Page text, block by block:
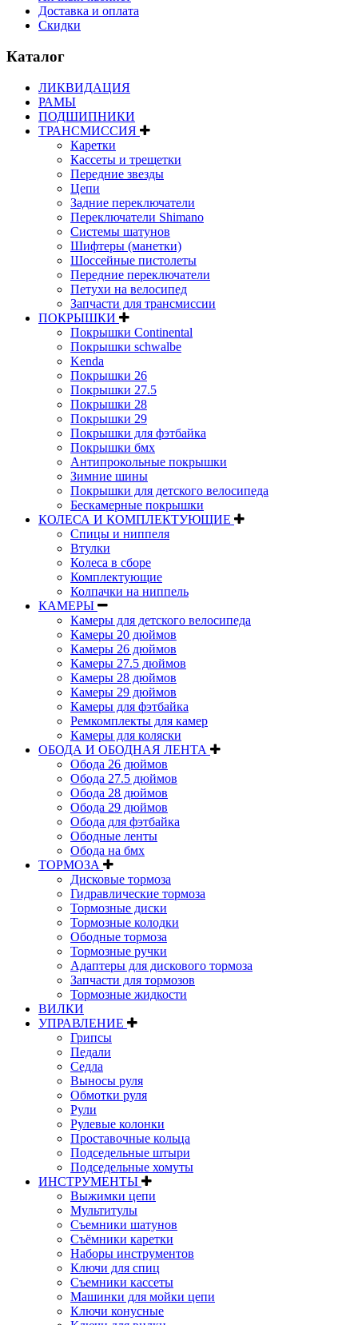
Доставка и оплата
Скидки
Каталог
ЛИКВИДАЦИЯ
РАМЫ
ПОДШИПНИКИ
ТРАНСМИССИЯ
Каретки
Кассеты и трещетки
Передние звезды
Цепи
Задние переключатели
Переключатели Shimano
Системы шатунов
Шифтеры (манетки)
Шоссейные пистолеты
Передние переключатели
Петухи на велосипед
Запчасти для трансмиссии
ПОКРЫШКИ
Покрышки Continental
Покрышки schwalbe
Kenda
Покрышки 26
Покрышки 27.5
Покрышки 28
Покрышки 29
Покрышки для фэтбайка
Покрышки бмх
Антипрокольные покрышки
Зимние шины
Покрышки для детского велосипеда
Бескамерные покрышки
КОЛЕСА И КОМПЛЕКТУЮЩИЕ
Спицы и ниппеля
Втулки
Колеса в сборе
Комплектующие
Колпачки на ниппель
КАМЕРЫ
Камеры для детского велосипеда
Камеры 20 дюймов
Камеры 26 дюймов
Камеры 27.5 дюймов
Камеры 28 дюймов
Камеры 29 дюймов
Камеры для фэтбайка
Ремкомплекты для камер
Камеры для коляски
ОБОДА И ОБОДНАЯ ЛЕНТА
Обода 26 дюймов
Обода 27.5 дюймов
Обода 28 дюймов
Обода 29 дюймов
Обода для фэтбайка
Ободные ленты
Обода на бмх
ТОРМОЗА
Дисковые тормоза
Гидравлические тормоза
Тормозные диски
Тормозные колодки
Ободные тормоза
Тормозные ручки
Адаптеры для дискового тормоза
Запчасти для тормозов
Тормозные жидкости
ВИЛКИ
УПРАВЛЕНИЕ
Грипсы
Педали
Седла
Выносы руля
Обмотки руля
Рули
Рулевые колонки
Проставочные кольца
Подседельные штыри
Подседельные хомуты
ИНСТРУМЕНТЫ
Выжимки цепи
Мультитулы
Съемники шатунов
Съёмники каретки
Наборы инструментов
Ключи для спиц
Съемники кассеты
Машинки для мойки цепи
Ключи конусные